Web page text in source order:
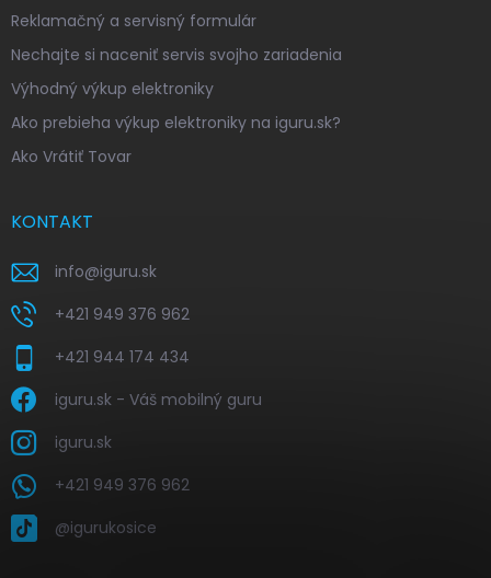
Reklamačný a servisný formulár
Nechajte si naceniť servis svojho zariadenia
Výhodný výkup elektroniky
Ako prebieha výkup elektroniky na iguru.sk?
Ako Vrátiť Tovar
KONTAKT
info@iguru.sk
+421 949 376 962
+421 944 174 434
iguru.sk - Váš mobilný guru
iguru.sk
+421 949 376 962
@igurukosice